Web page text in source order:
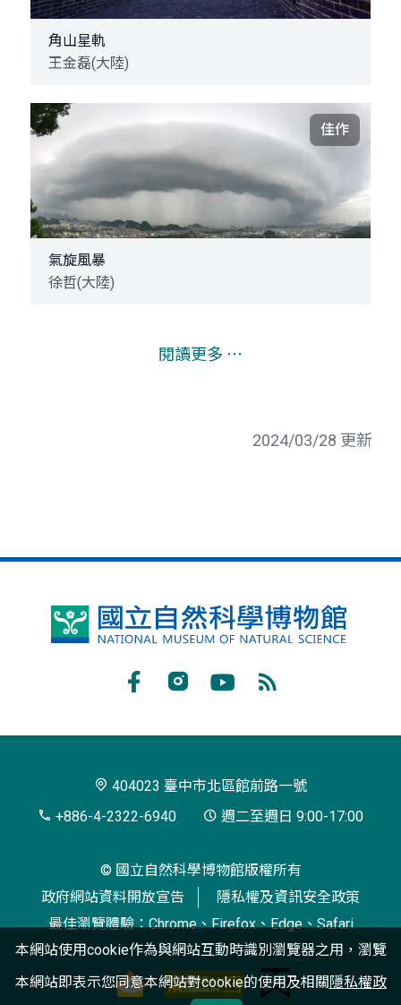
角山星軌
王金磊(大陸)
佳作
氣旋風暴
徐哲(大陸)
閱讀更多 ⋯
2024/03/28 更新
國
博
閱
404023 臺中市北區館前路一號
+886-4-2322-6940
週二至週日 9:00-17:00
© 國立自然科學博物館版權所有
政府網站資料開放宣告
隱私權及資訊安全政策
最佳瀏覽體驗：Chrome、Firefox、Edge、Safari
本網站使用cookie作為與網站互動時識別瀏覽器之用，瀏覽
本網站即表示您同意本網站對cookie的使用及相關隱私權政